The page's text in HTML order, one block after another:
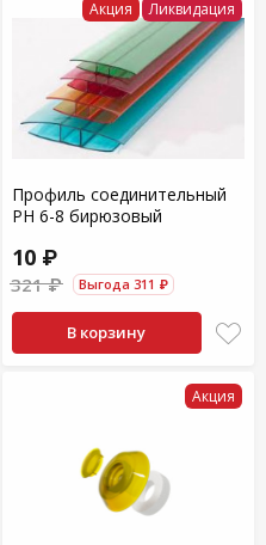
Акция Ликвидация
Профиль соединительный
PH 6-8 бирюзовый
10 ₽
321 ₽ Выгода 311 ₽
В корзину
Акция